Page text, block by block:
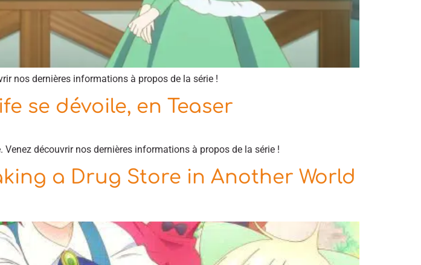
nos dernières informations à propos de la série !
se dévoile, en Teaser
Venez découvrir nos dernières informations à propos de la série !
a Drug Store in Another World